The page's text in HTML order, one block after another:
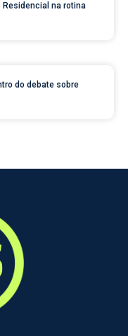
Residencial na rotina
do debate sobre